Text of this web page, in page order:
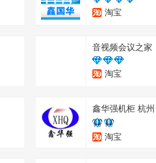
淘宝
音视频会议之家
淘宝
淘宝